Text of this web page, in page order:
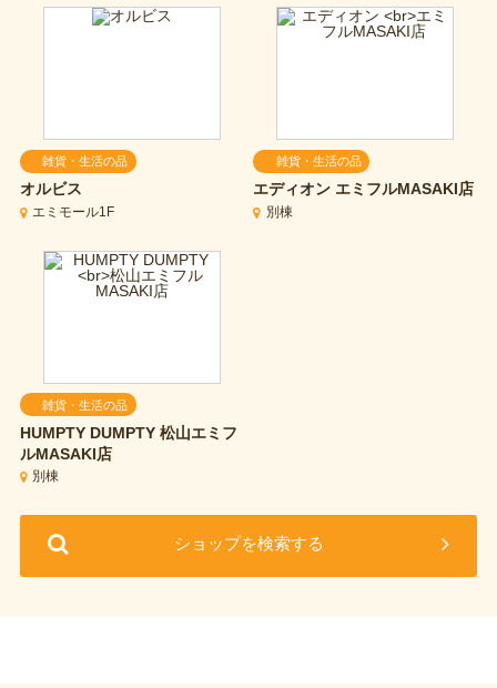
雑貨・生活の品
オルビス
エミモール1F
雑貨・生活の品
エディオン エミフルMASAKI店
別棟
雑貨・生活の品
HUMPTY DUMPTY 松山エミフ
ルMASAKI店
別棟
ショップを検索する